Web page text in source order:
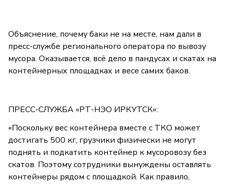
Объяснение, почему баки не на месте, нам дали в
пресс-службе регионального оператора по вывозу
мусора. Оказывается, всё дело в пандусах и скатах на
контейнерных площадках и весе самих баков.
ПРЕСС-СЛУЖБА «РТ-НЭО ИРКУТСК»:
«Поскольку вес контейнера вместе с ТКО может
достигать 500 кг, грузчики физически не могут
поднять и подкатить контейнер к мусоровозу без
скатов. Поэтому сотрудники вынуждены оставлять
контейнеры рядом с площадкой. Как правило,